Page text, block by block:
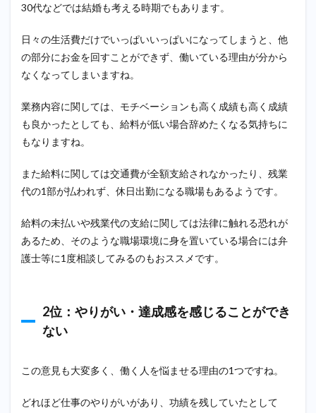
合わ
った
1.8
8位：
たい
こと
がで
きた
1.9
9位：
結
家庭
の事
情
が決ま
った為
め
30代などでは結婚も考える時期でもあります。
日々の生活費だけでいっぱいいっぱいになってしまうと、他
の部分にお金を回すことができず、働いている理由が分から
なくなってしまいますね。
業務内容に関しては、モチベーションも高く成績も高く成績
も良かったとしても、給料が低い場合辞めたくなる気持ちに
もなりますね。
また給料に関しては交通費が全額支給されなかったり、残業
代の1部が払われず、休日出勤になる職場もあるようです。
給料の未払いや残業代の支給に関しては法律に触れる恐れが
あるため、そのような職場環境に身を置いている場合には弁
護士等に1度相談してみるのもおススメです。
2位：やりがい・達成感を感じることができ
ない
この意見も大変多く、働く人を悩ませる理由の1つですね。
どれほど仕事のやりがいがあり、功績を残していたとして